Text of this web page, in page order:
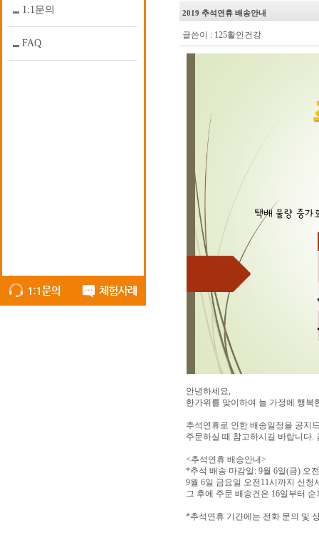
1:1문의
FAQ
2019 추석연휴 배송안내
글쓴이 : 125활인건강
안녕하세요,
한가위를 맞이하여 늘 가정에 행복
추석연휴로 인한 배송일정을 공지
주문하실 때 참고하시길 바랍니다.
<추석연휴 배송안내>
*추석 배송 마감일: 9월 6일(금) 오
9월 6일 금요일 오전11시까지 신
그 후에 주문 배송건은 16일부터
*추석연휴 기간에는 전화 문의 및